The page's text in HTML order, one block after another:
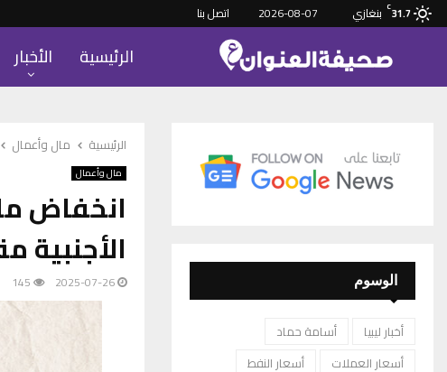
31.7
C بنغازي 2026-08-07 اتصل بنا
الرئيسية الأخبار
الرئيسية مال وأعمال
مال وأعمال
انخفاض
الأجنبية
2025-07-26
145 الوسوم
أخبار ليبيا
أسامة حماد
أسعار العملات
أسعار النفط